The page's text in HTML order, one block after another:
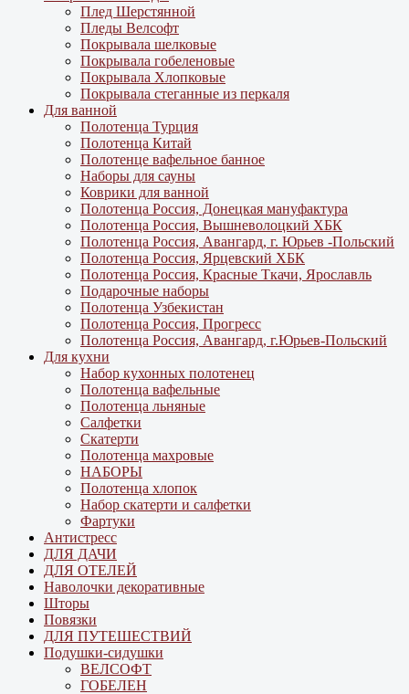
Плед Шерстянной
Пледы Велсофт
Покрывала шелковые
Покрывала гобеленовые
Покрывала Хлопковые
Покрывала стеганные из перкаля
Для ванной
Полотенца Турция
Полотенца Китай
Полотенце вафельное банное
Наборы для сауны
Коврики для ванной
Полотенца Россия, Донецкая мануфактура
Полотенца Россия, Вышневолоцкий ХБК
Полотенца Россия, Авангард, г. Юрьев -Польский
Полотенца Россия, Ярцевский ХБК
Полотенца Россия, Красные Ткачи, Ярославль
Подарочные наборы
Полотенца Узбекистан
Полотенца Россия, Прогресс
Полотенца Россия, Авангард, г.Юрьев-Польский
Для кухни
Набор кухонных полотенец
Полотенца вафельные
Полотенца льняные
Салфетки
Скатерти
Полотенца махровые
НАБОРЫ
Полотенца хлопок
Набор скатерти и салфетки
Фартуки
Антистресс
ДЛЯ ДАЧИ
ДЛЯ ОТЕЛЕЙ
Наволочки декоративные
Шторы
Повязки
ДЛЯ ПУТЕШЕСТВИЙ
Подушки-сидушки
ВЕЛСОФТ
ГОБЕЛЕН